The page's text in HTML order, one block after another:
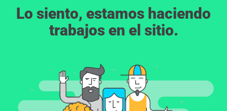
Lo siento, estamos haciendo
trabajos en el sitio.